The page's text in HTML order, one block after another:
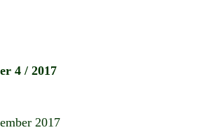
4 / 2017
2017